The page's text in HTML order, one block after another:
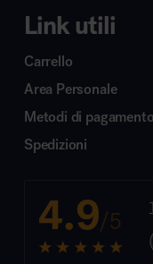
Link utili
Carrello
Area Personale
Metodi di pagamento
Spedizioni
4.9/5